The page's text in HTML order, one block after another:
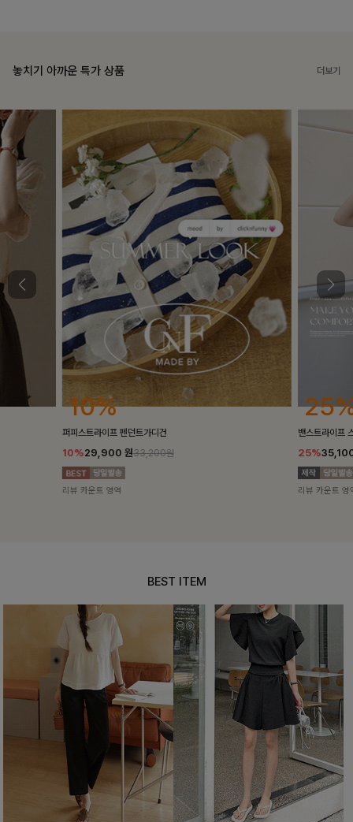
놓치기 아까운 특가 상품 더보기
25%
밴스트라이프 스트링원피스
25%35,100 원46,800원
리뷰 카운트 영역
10%
[5천장돌파/
10%
리뷰 카운트 영
BEST ITEM